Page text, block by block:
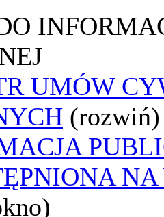
UMÓW
(rozwiń)